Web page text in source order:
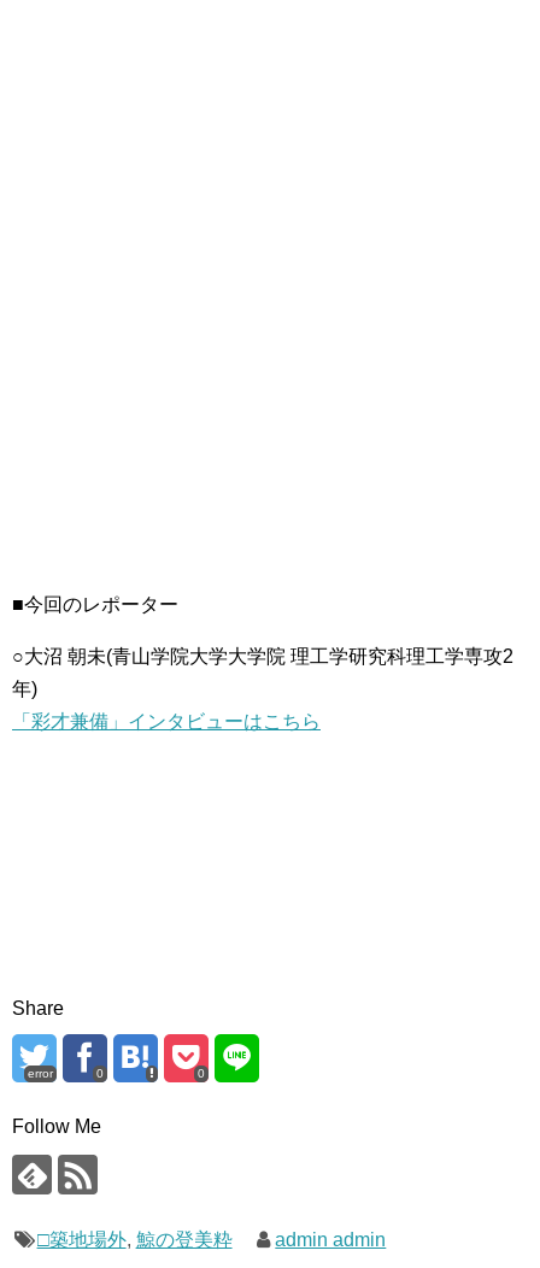
■今回のレポーター
○大沼 朝未(青山学院大学大学院 理工学研究科理工学専攻2
年)
「彩才兼備」インタビューはこちら
Share
error 0 0
Follow Me
□築地場外, 鯨の登美粋 admin admin